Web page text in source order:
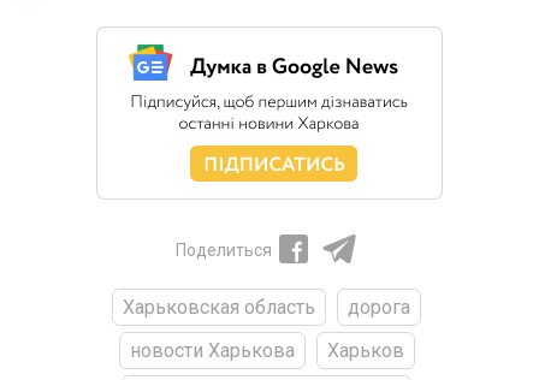
Поделиться
Харьковская область
дорога
новости Харькова
Харьков